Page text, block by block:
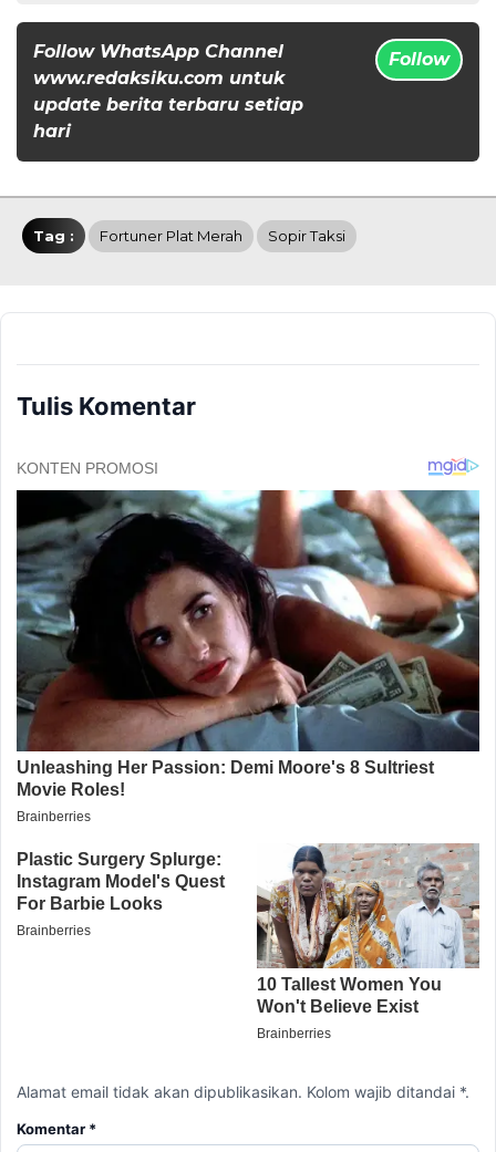
Follow WhatsApp Channel
www.redaksiku.com untuk
update berita terbaru setiap
hari
Follow
Tag : Fortuner Plat Merah Sopir Taksi
Tulis Komentar
Alamat email tidak akan dipublikasikan. Kolom wajib ditandai *.
Komentar *